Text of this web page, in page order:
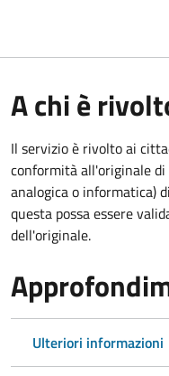
A chi è
Il servizio è rivolto ai
conformità all'originale di
analogica o informatica)
questa possa essere
dell'originale.
Ulteriori informazioni